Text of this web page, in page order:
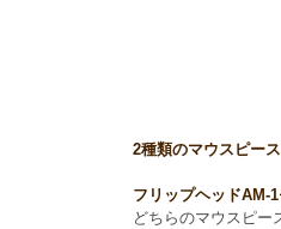
2種類のマウスピー
フリップヘッドAM-
どちらのマウスピー